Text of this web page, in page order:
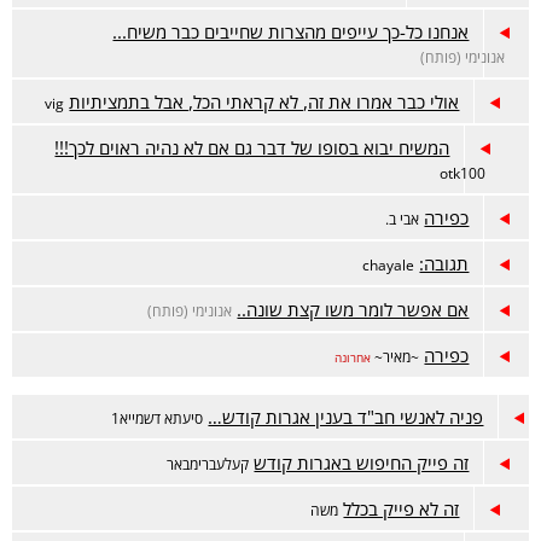
אנחנו כל-כך עייפים מהצרות שחייבים כבר משיח...
אנונימי (פותח)
אולי כבר אמרו את זה, לא קראתי הכל, אבל בתמציתיות vig
המשיח יבוא בסופו של דבר גם אם לא נהיה ראוים לכך!!!
otk100
כפירה אבי ב.
תגובה: chayale
אם אפשר לומר משו קצת שונה.. אנונימי (פותח)
כפירה ~מאיר~ אחרונה
פניה לאנשי חב"ד בענין אגרות קודש… סיעתא דשמייא1
זה פייק החיפוש באגרות קודש קעלעברימבאר
זה לא פייק בכלל משה